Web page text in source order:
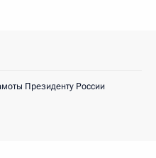
Президенту России